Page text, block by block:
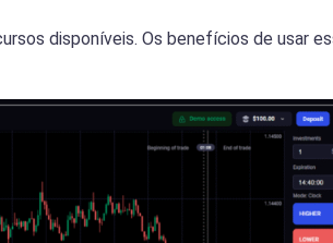
disponíveis. Os benefícios de usar